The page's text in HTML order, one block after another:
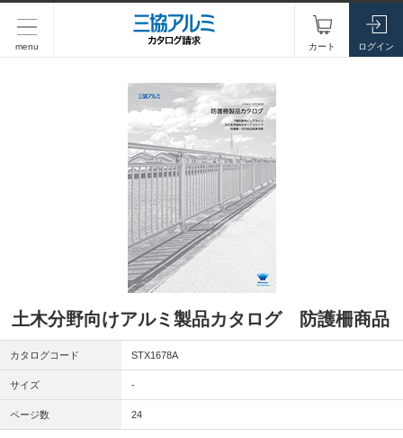
menu カート ログイン
土木分野向けアルミ製品カタログ 防護柵商品
カタログコード STX1678A
サイズ -
ページ数 24